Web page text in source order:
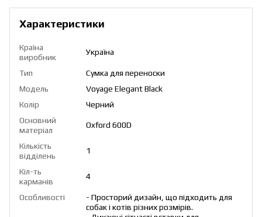
Характеристики
Країна
виробник
Україна
Тип
Сумка для переноски
Модель
Voyage Elegant Black
Колір
Черний
Основний
матеріал
Oxford 600D
Кількість
відділень
1
Кіл-ть
карманів
4
Особливості
- Просторий дизайн, що підходить для
собак і котів різних розмірів.